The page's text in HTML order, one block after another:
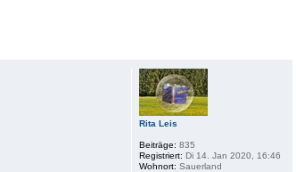
Rita Leis
Beiträge: 835
Registriert: Di 14. Jan 2020, 16:46
Wohnort: Sauerland